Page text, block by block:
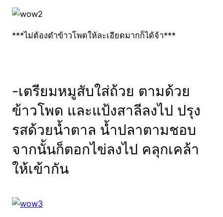
***ไม่ต้องตำข้าวโพดให้ละเอียดมากก็ได้จ้า***
-เตรียมหมูสับใส่ถ้วย ตามด้วย
ข้าวโพด และแป้งสาลีลงไป ปรุง
รสด้วยน้ำตาล น้ำปลาตามชอบ
จากนั้นก็ตอกไข่ลงไป คลุกเคล้า
ให้เข้ากัน